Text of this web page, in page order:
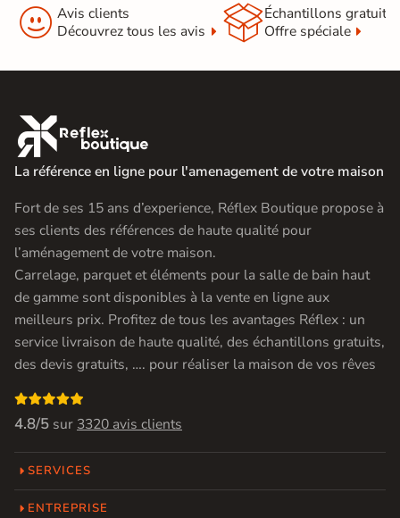
 Avis clients
Découvrez tous les avis
Échantillons gratuit
Offre spéciale

La référence en ligne pour l'amenagement de votre maison
Fort de ses 15 ans d’experience, Réflex Boutique propose à
ses clients des références de haute qualité pour
l’aménagement de votre maison.
Carrelage, parquet et éléments pour la salle de bain haut
de gamme sont disponibles à la vente en ligne aux
meilleurs prix. Profitez de tous les avantages Réflex : un
service livraison de haute qualité, des échantillons gratuits,
des devis gratuits, …. pour réaliser la maison de vos rêves

4.8/5 sur 3320 avis clients
SERVICES
ENTREPRISE